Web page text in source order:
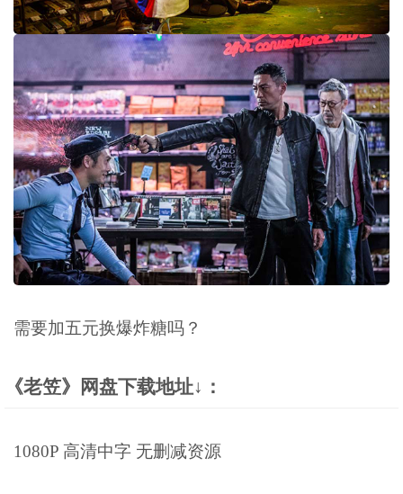
需要加五元换爆炸糖吗？
《老笠》网盘下载地址↓：
1080P 高清中字 无删减资源